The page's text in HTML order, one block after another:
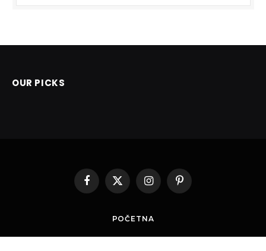
OUR PICKS
Facebook
X
InstagramPinterest
POČETNA